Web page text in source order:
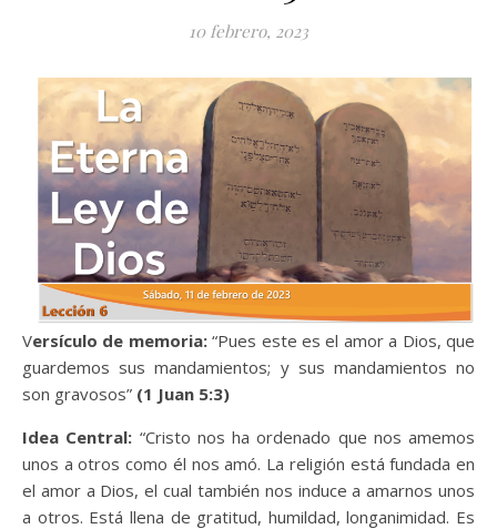
10 febrero, 2023
Versículo de memoria:“Pues este es el amor a Dios, que
guardemos sus mandamientos; y sus mandamientos no
son gravosos” (1 Juan 5:3)
Idea Central: “Cristo nos ha ordenado que nos amemos
unos a otros como él nos amó. La religión está fundada en
el amor a Dios, el cual también nos induce a amarnos unos
a otros. Está llena de gratitud, humildad, longanimidad. Es